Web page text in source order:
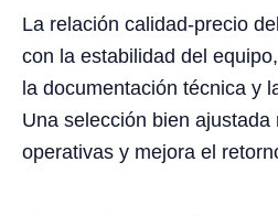
La relación calidad-precio
con la estabilidad del
la documentación técnica y
Una selección bien ajustada
operativas y mejora el